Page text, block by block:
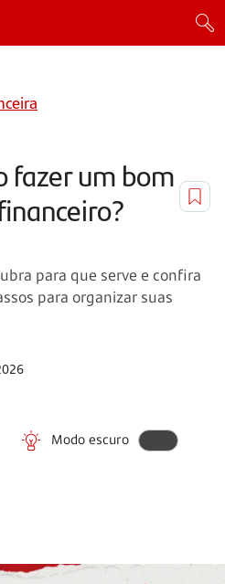
fazer um bom
para que serve e confira
para organizar suas
Modo escuro